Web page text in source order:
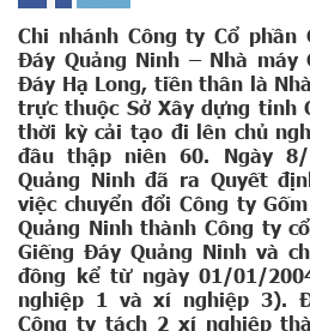
Chi nhánh Công ty Cổ phần
Đáy Quảng Ninh – Nhà máy
Đáy Hạ Long, tiền thân là
trực thuộc Sở Xây dựng tỉnh
thời kỳ cải tạo đi lên chủ
đầu thập niên 60. Ngày 8/
Quảng Ninh đã ra Quyết
việc chuyển đổi Công ty
Quảng Ninh thành Công ty
Giếng Đáy Quảng Ninh và
đồng kể từ ngày 01/01/
nghiệp 1 và xí nghiệp 3).
Công ty tách 2 xí nghiệp